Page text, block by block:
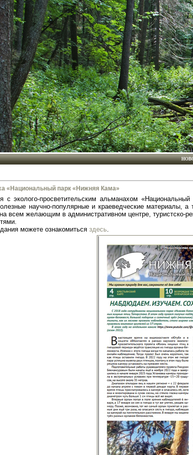
«Национальный парк «Нижняя Кама»
с эколого-просветительским альманахом
научно-популярные и краеведческие материалы,
всем желающим в административном центре, туристско-
можете ознакомиться здесь.